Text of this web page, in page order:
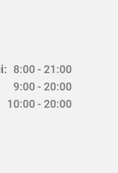
8:00 - 21:00
9:00 - 20:00
10:00 - 20:00